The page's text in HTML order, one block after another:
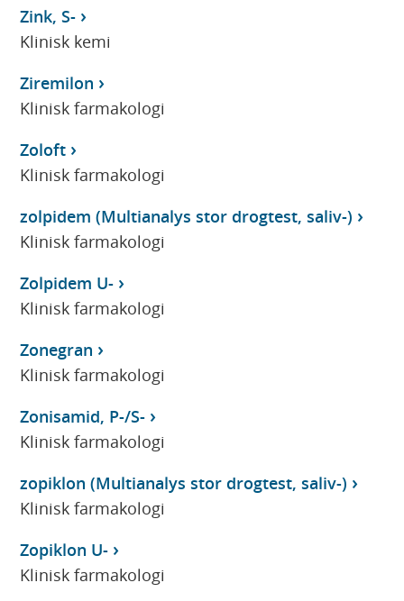
Zink, S-
Klinisk kemi
Ziremilon
Klinisk farmakologi
Zoloft
Klinisk farmakologi
zolpidem (Multianalys stor drogtest, saliv-)
Klinisk farmakologi
Zolpidem U-
Klinisk farmakologi
Zonegran
Klinisk farmakologi
Zonisamid, P-/S-
Klinisk farmakologi
zopiklon (Multianalys stor drogtest, saliv-)
Klinisk farmakologi
Zopiklon U-
Klinisk farmakologi